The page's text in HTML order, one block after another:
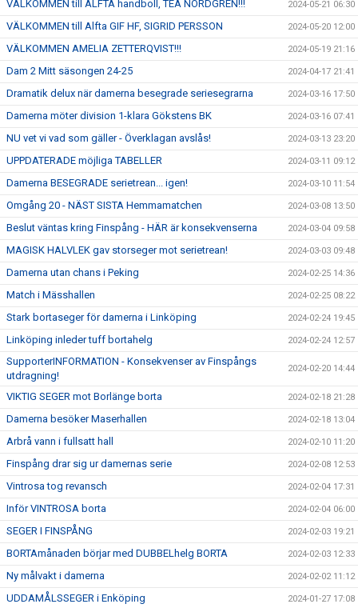
VÄLKOMMEN till ALFTA handboll, TEA NORDGREN!!! 2024-05-21 06:30
VÄLKOMMEN till Alfta GIF HF, SIGRID PERSSON 2024-05-20 12:00
VÄLKOMMEN AMELIA ZETTERQVIST!!! 2024-05-19 21:16
Dam 2 Mitt säsongen 24-25 2024-04-17 21:41
Dramatik delux när damerna besegrade seriesegrarna 2024-03-16 17:50
Damerna möter division 1-klara Gökstens BK 2024-03-16 07:41
NU vet vi vad som gäller - Överklagan avslås! 2024-03-13 23:20
UPPDATERADE möjliga TABELLER 2024-03-11 09:12
Damerna BESEGRADE serietrean... igen! 2024-03-10 11:54
Omgång 20 - NÄST SISTA Hemmamatchen 2024-03-08 13:50
Beslut väntas kring Finspång - HÄR är konsekvenserna 2024-03-04 09:58
MAGISK HALVLEK gav storseger mot serietrean! 2024-03-03 09:48
Damerna utan chans i Peking 2024-02-25 14:36
Match i Mässhallen 2024-02-25 08:22
Stark bortaseger för damerna i Linköping 2024-02-24 19:45
Linköping inleder tuff bortahelg 2024-02-24 12:57
SupporterINFORMATION - Konsekvenser av Finspångs
utdragning!
2024-02-20 14:44
VIKTIG SEGER mot Borlänge borta 2024-02-18 21:28
Damerna besöker Maserhallen 2024-02-18 13:04
Arbrå vann i fullsatt hall 2024-02-10 11:20
Finspång drar sig ur damernas serie 2024-02-08 12:53
Vintrosa tog revansch 2024-02-04 17:31
Inför VINTROSA borta 2024-02-04 06:00
SEGER I FINSPÅNG 2024-02-03 19:21
BORTAmånaden börjar med DUBBELhelg BORTA 2024-02-03 12:33
Ny målvakt i damerna 2024-02-02 11:12
UDDAMÅLSSEGER i Enköping 2024-01-27 17:08